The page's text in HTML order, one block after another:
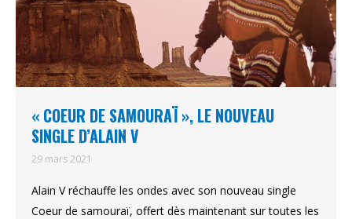
« COEUR DE SAMOURAÏ », LE NOUVEAU
SINGLE D’ALAIN V
29 mars 2021
Alain V réchauffe les ondes avec son nouveau single
Coeur de samouraï, offert dès maintenant sur toutes les